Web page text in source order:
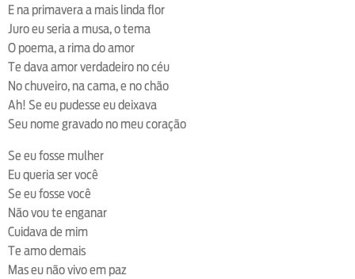
E na primavera a mais linda flor
Juro eu seria a musa, o tema
O poema, a rima do amor
Te dava amor verdadeiro no céu
No chuveiro, na cama, e no chão
Ah! Se eu pudesse eu deixava
Seu nome gravado no meu coração
Se eu fosse mulher
Eu queria ser você
Se eu fosse você
Não vou te enganar
Cuidava de mim
Te amo demais
Mas eu não vivo em paz